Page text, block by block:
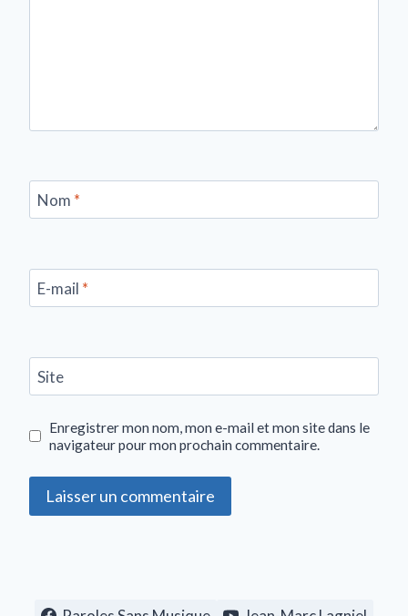
Nom *
E-mail *
Site
Enregistrer mon nom, mon e-mail et mon site dans le
navigateur pour mon prochain commentaire.